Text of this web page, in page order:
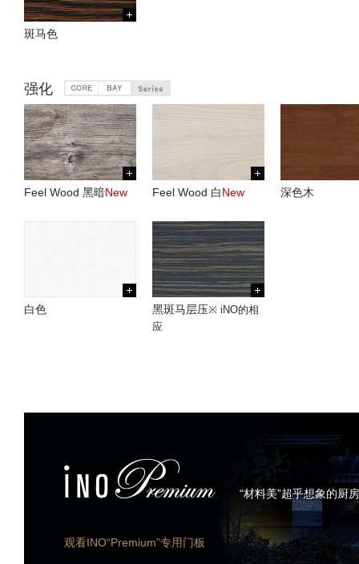
斑马色
强化
Feel Wood 黑暗New Feel Wood 白New 深色木
白色 黑斑马层压※ iNO的相
应
“材料美”超乎想象的厨房
观看INO“Premium”专用门板